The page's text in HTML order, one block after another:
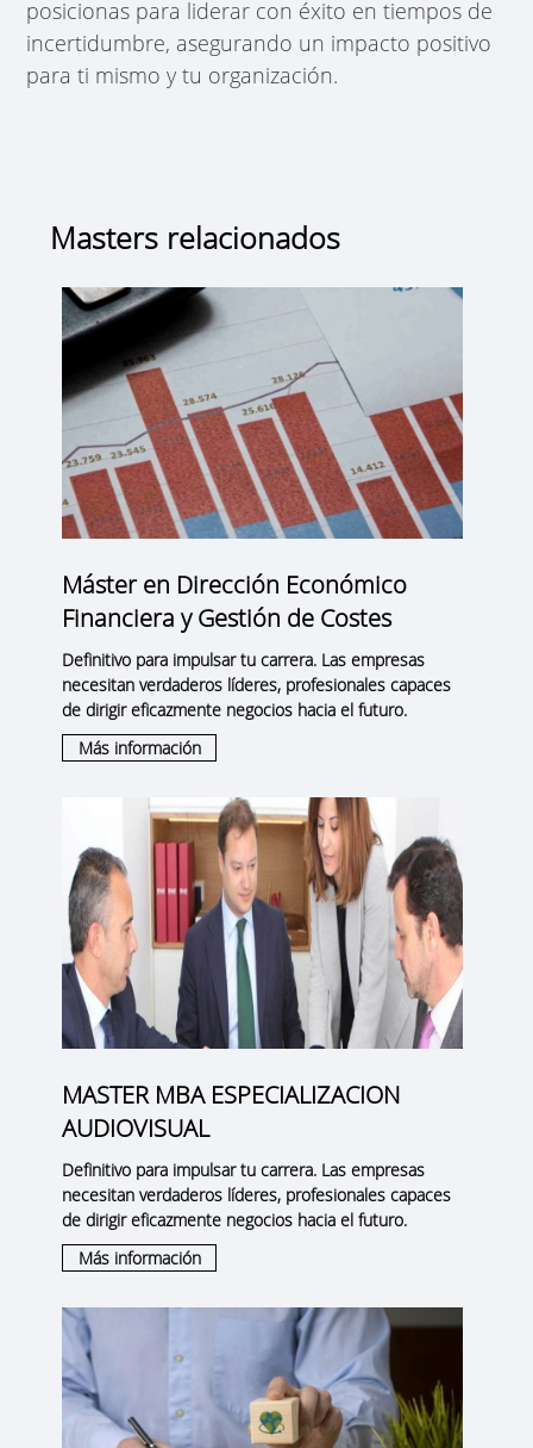
posicionas para liderar con éxito en tiempos de
incertidumbre, asegurando un impacto positivo
para ti mismo y tu organización.
Masters relacionados
Máster en Dirección Económico
Financiera y Gestión de Costes
Definitivo para impulsar tu carrera. Las empresas
necesitan verdaderos líderes, profesionales capaces
de dirigir eficazmente negocios hacia el futuro.
Más información
MASTER MBA ESPECIALIZACION
AUDIOVISUAL
Definitivo para impulsar tu carrera. Las empresas
necesitan verdaderos líderes, profesionales capaces
de dirigir eficazmente negocios hacia el futuro.
Más información